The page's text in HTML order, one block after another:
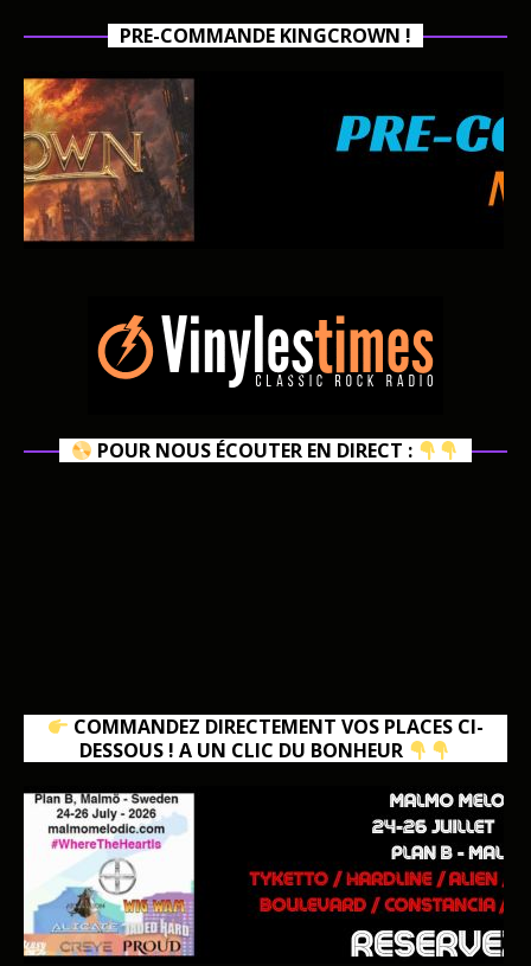
PRE-COMMANDE KINGCROWN !
POUR NOUS ÉCOUTER EN DIRECT :
COMMANDEZ DIRECTEMENT VOS PLACES CI-
DESSOUS ! A UN CLIC DU BONHEUR